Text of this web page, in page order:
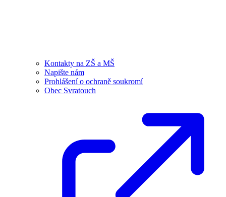
Kontakty na ZŠ a MŠ
Napište nám
Prohlášení o ochraně soukromí
Obec Svratouch